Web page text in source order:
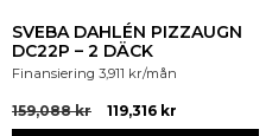
SVEBA DAHLÉN PIZZAUGN
DC22P – 2 DÄCK
Finansiering 3,911 kr/mån
159,088kr 119,316 kr